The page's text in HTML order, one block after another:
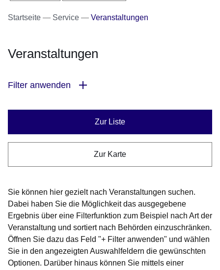
Startseite Service Veranstaltungen
Veranstaltungen
Filter anwenden
Zur Liste
Zur Karte
Sie können hier gezielt nach Veranstaltungen suchen.
Dabei haben Sie die Möglichkeit das ausgegebene
Ergebnis über eine Filterfunktion zum Beispiel nach Art der
Veranstaltung und sortiert nach Behörden einzuschränken.
Öffnen Sie dazu das Feld "+ Filter anwenden" und wählen
Sie in den angezeigten Auswahlfeldern die gewünschten
Optionen. Darüber hinaus können Sie mittels einer